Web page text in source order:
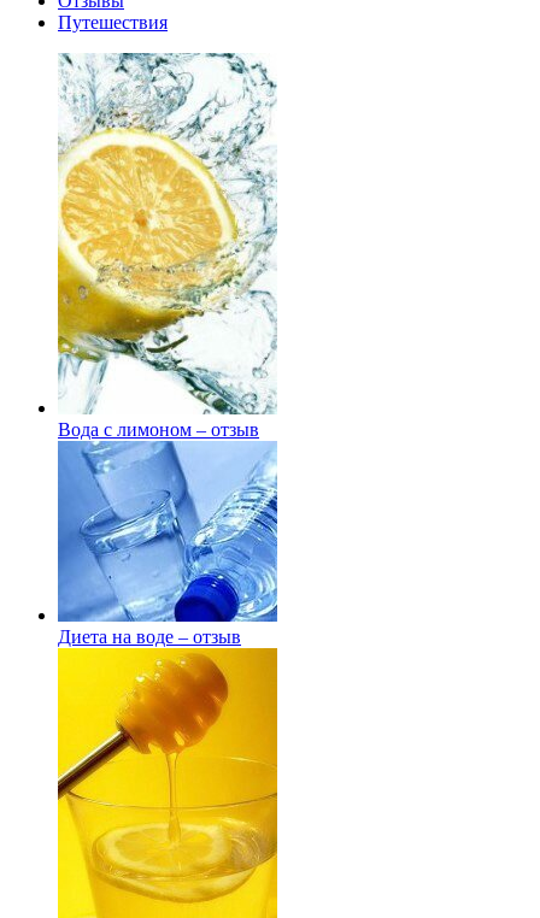
Путешествия
Вода с лимоном – отзыв
Диета на воде – отзыв